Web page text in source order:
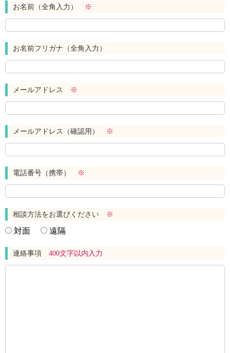
お名前（全角入力） ※
お名前フリガナ（全角入力）
メールアドレス ※
メールアドレス（確認用） ※
電話番号（携帯） ※
相談方法をお選びください ※
対面 遠隔
連絡事項 400文字以内入力